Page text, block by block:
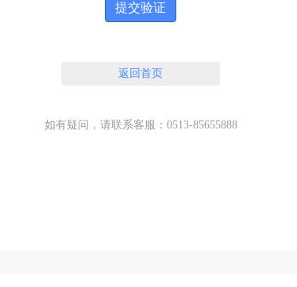
提交验证
返回首页
如有疑问，请联系客服：0513-85655888